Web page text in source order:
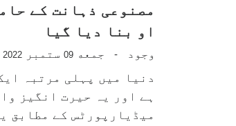
مصنوعی ذہانت کے
او بنا دیا گیا
وجود - جمعه 09 ستمبر 2022
دنیا میں پہلی مرتبہ
ہے اور یہ حیرت انگیز
میڈیارپورٹس کے مطابق